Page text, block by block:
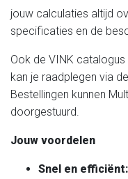
jouw calculaties altijd
specificaties en de
Ook de VINK
kan je raadplegen via
Bestellingen kunnen
doorgestuurd.
Jouw voordelen
Snel en efficiënt: